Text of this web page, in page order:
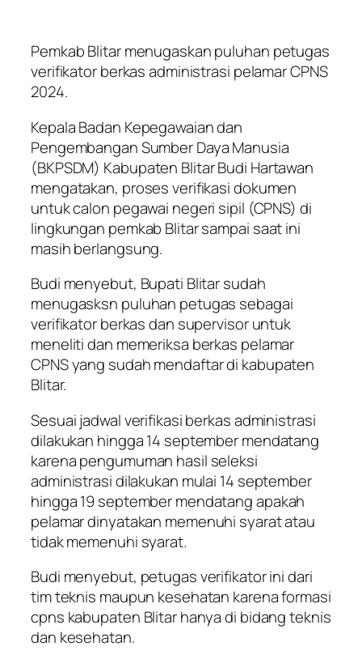
Pemkab Blitar menugaskan puluhan petugas
verifikator berkas administrasi pelamar CPNS
2024.
Kepala Badan Kepegawaian dan
Pengembangan Sumber Daya Manusia
(BKPSDM) Kabupaten Blitar Budi Hartawan
mengatakan, proses verifikasi dokumen
untuk calon pegawai negeri sipil (CPNS) di
lingkungan pemkab Blitar sampai saat ini
masih berlangsung.
Budi menyebut, Bupati Blitar sudah
menugasksn puluhan petugas sebagai
verifikator berkas dan supervisor untuk
meneliti dan memeriksa berkas pelamar
CPNS yang sudah mendaftar di kabupaten
Blitar.
Sesuai jadwal verifikasi berkas administrasi
dilakukan hingga 14 september mendatang
karena pengumuman hasil seleksi
administrasi dilakukan mulai 14 september
hingga 19 september mendatang apakah
pelamar dinyatakan memenuhi syarat atau
tidak memenuhi syarat.
Budi menyebut, petugas verifikator ini dari
tim teknis maupun kesehatan karena formasi
cpns kabupaten Blitar hanya di bidang teknis
dan kesehatan.